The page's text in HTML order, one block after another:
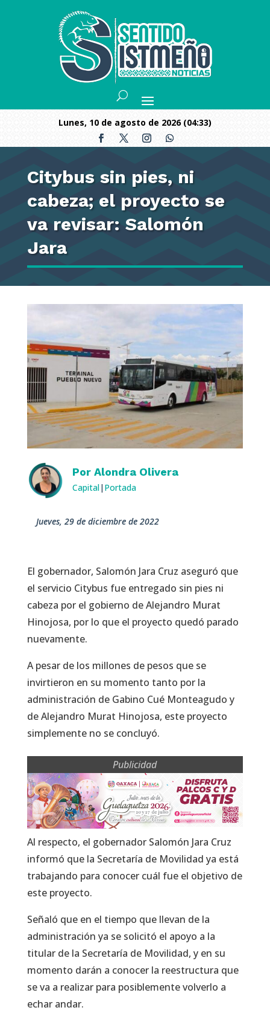
lunes, 10 de agosto de 2026 (04:33)
Citybus sin pies, ni
cabeza; el proyecto se
va revisar: Salomón
Jara
Por Alondra Olivera
Capital| Portada
jueves, 29 de diciembre de 2022
El gobernador, Salomón Jara Cruz aseguró que
el servicio Citybus fue entregado sin pies ni
cabeza por el gobierno de Alejandro Murat
Hinojosa, por lo que el proyecto quedó parado
nuevamente.
A pesar de los millones de pesos que se
invirtieron en su momento tanto por la
administración de Gabino Cué Monteagudo y
de Alejandro Murat Hinojosa, este proyecto
simplemente no se concluyó.
Publicidad
Al respecto, el gobernador Salomón Jara Cruz
informó que la Secretaría de Movilidad ya está
trabajando para conocer cuál fue el objetivo de
este proyecto.
Señaló que en el tiempo que llevan de la
administración ya se solicitó el apoyo a la
titular de la Secretaría de Movilidad, y en su
momento darán a conocer la reestructura que
se va a realizar para posiblemente volverlo a
echar andar.